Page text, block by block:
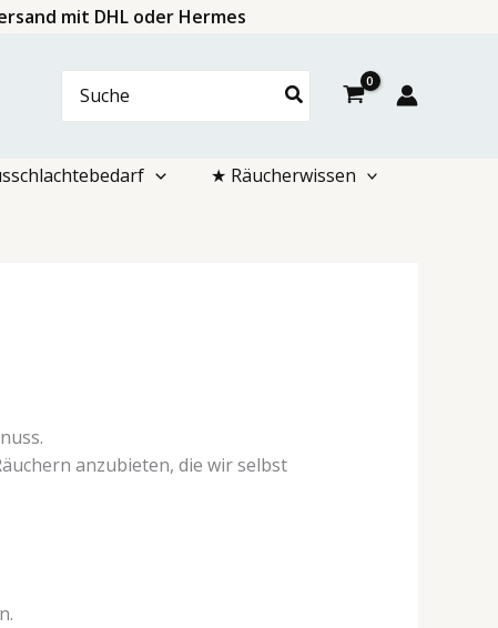
mit DHL oder Hermes
for:
★ Räucherwissen
anzubieten, die wir selbst